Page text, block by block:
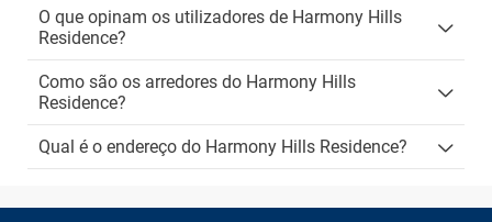
O que opinam os utilizadores de Harmony Hills
Residence?
Como são os arredores do Harmony Hills
Residence?
Qual é o endereço do Harmony Hills Residence?